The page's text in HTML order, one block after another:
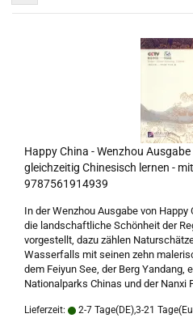
Happy China - Wenzhou
gleichzeitig Chinesisch lernen -
9787561914939
In der Wenzhou Ausgabe von
die landschaftliche Schönheit der
vorgestellt, dazu zählen
Wasserfalls mit seinen zehn
dem Feiyun See, der Berg Yandang,
Nationalparks Chinas und der Nanxi
Lieferzeit: 2-7 Tage(DE),3-21